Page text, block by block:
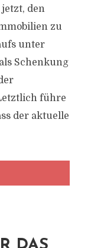
den
zu
unter
Schenkung
führe
der aktuelle